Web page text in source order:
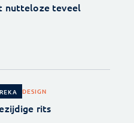
nutteloze teveel
DESIGN
rits